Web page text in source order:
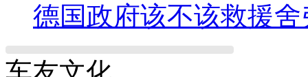
德国政府该不该救援舍